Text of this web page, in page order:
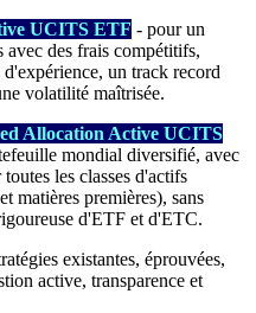
UCITS ETF - pour un
avec des frais compétitifs,
un track record
volatilité maîtrisée.
Allocation Active UCITS
mondial diversifié, avec
les classes d'actifs
matières premières), sans
d'ETF et d'ETC.
existantes, éprouvées,
active, transparence et